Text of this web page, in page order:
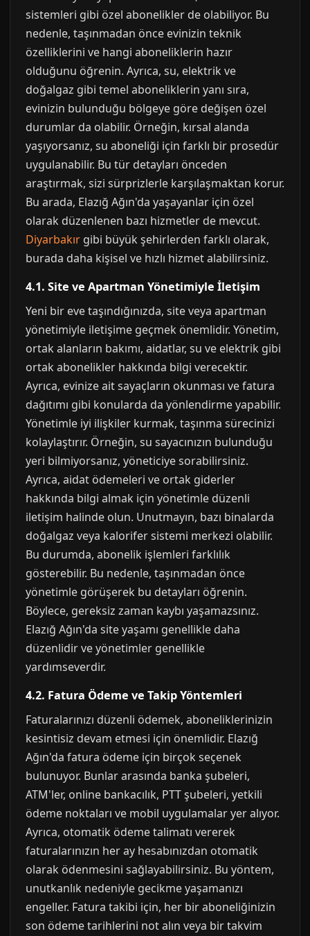
sistemleri gibi özel abonelikler de olabiliyor. Bu
nedenle, taşınmadan önce evinizin teknik
özelliklerini ve hangi aboneliklerin hazır
olduğunu öğrenin. Ayrıca, su, elektrik ve
doğalgaz gibi temel aboneliklerin yanı sıra,
evinizin bulunduğu bölgeye göre değişen özel
durumlar da olabilir. Örneğin, kırsal alanda
yaşıyorsanız, su aboneliği için farklı bir prosedür
uygulanabilir. Bu tür detayları önceden
araştırmak, sizi sürprizlerle karşılaşmaktan korur.
Bu arada, Elazığ Ağın'da yaşayanlar için özel
olarak düzenlenen bazı hizmetler de mevcut.
Diyarbakır gibi büyük şehirlerden farklı olarak,
burada daha kişisel ve hızlı hizmet alabilirsiniz.
4.1. Site ve Apartman Yönetimiyle İletişim
Yeni bir eve taşındığınızda, site veya apartman
yönetimiyle iletişime geçmek önemlidir. Yönetim,
ortak alanların bakımı, aidatlar, su ve elektrik gibi
ortak abonelikler hakkında bilgi verecektir.
Ayrıca, evinize ait sayaçların okunması ve fatura
dağıtımı gibi konularda da yönlendirme yapabilir.
Yönetimle iyi ilişkiler kurmak, taşınma sürecinizi
kolaylaştırır. Örneğin, su sayacınızın bulunduğu
yeri bilmiyorsanız, yöneticiye sorabilirsiniz.
Ayrıca, aidat ödemeleri ve ortak giderler
hakkında bilgi almak için yönetimle düzenli
iletişim halinde olun. Unutmayın, bazı binalarda
doğalgaz veya kalorifer sistemi merkezi olabilir.
Bu durumda, abonelik işlemleri farklılık
gösterebilir. Bu nedenle, taşınmadan önce
yönetimle görüşerek bu detayları öğrenin.
Böylece, gereksiz zaman kaybı yaşamazsınız.
Elazığ Ağın'da site yaşamı genellikle daha
düzenlidir ve yönetimler genellikle
yardımseverdir.
4.2. Fatura Ödeme ve Takip Yöntemleri
Faturalarınızı düzenli ödemek, aboneliklerinizin
kesintisiz devam etmesi için önemlidir. Elazığ
Ağın'da fatura ödeme için birçok seçenek
bulunuyor. Bunlar arasında banka şubeleri,
ATM'ler, online bankacılık, PTT şubeleri, yetkili
ödeme noktaları ve mobil uygulamalar yer alıyor.
Ayrıca, otomatik ödeme talimatı vererek
faturalarınızın her ay hesabınızdan otomatik
olarak ödenmesini sağlayabilirsiniz. Bu yöntem,
unutkanlık nedeniyle gecikme yaşamanızı
engeller. Fatura takibi için, her bir aboneliğinizin
son ödeme tarihlerini not alın veya bir takvim